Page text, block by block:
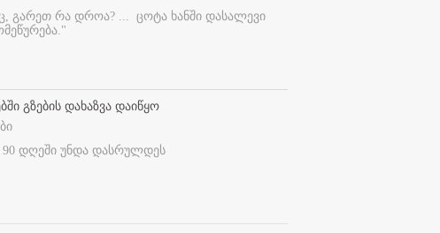
გარეთ რა დროა? ... ცოტა ხანში დასალევი
გზების დახაზვა დაიწყო
90 დღეში უნდა დასრულდეს